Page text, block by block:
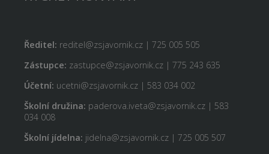
Ředitel: reditel@zsjavornik.cz | 725 005 505
Zástupce: zastupce@zsjavornik.cz | 775 243 635
Účetní: ucetni@zsjavornik.cz | 583 034 002
Školní družina: paderova.iveta@zsjavornik.cz | 583
034 008
Školní jídelna: jidelna@zsjavornik.cz | 725 005 507